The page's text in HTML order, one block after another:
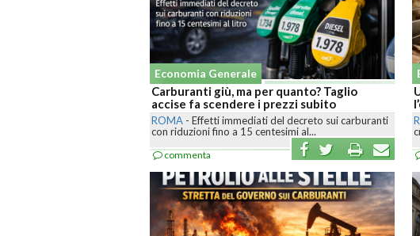
Economia Generale
Carburanti giù, ma per quanto? Taglio
accise fa scendere i prezzi subito
ROMA - Effetti immediati del decreto sui carburanti
con riduzioni fino a 15 centesimi al...
commenta